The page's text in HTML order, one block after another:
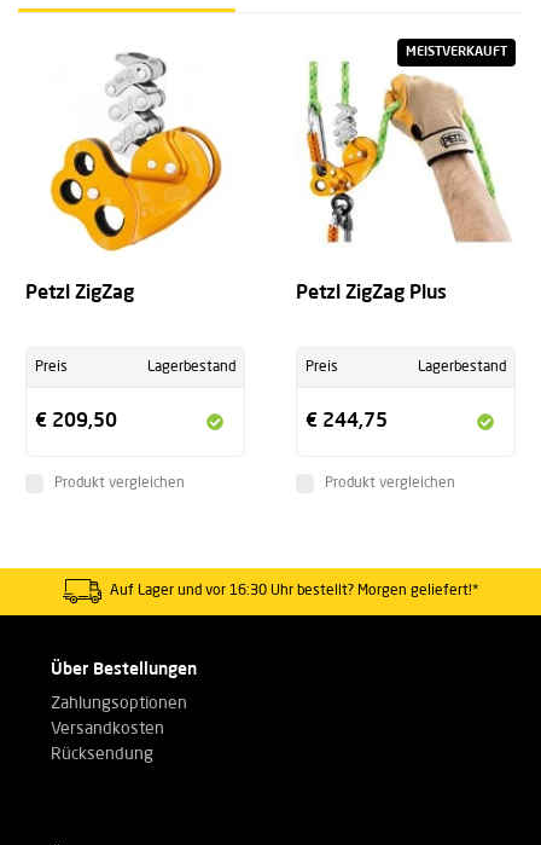
Petzl ZigZag
Preis Lagerbestand
€ 209,50
Produkt vergleichen
MEISTVERKAUFT
Petzl ZigZag Plus
Preis Lagerbestand
€ 244,75
Produkt vergleichen
Auf Lager und vor 16:30 Uhr bestellt? Morgen geliefert!*
Über Bestellungen
Zahlungsoptionen
Versandkosten
Rücksendung